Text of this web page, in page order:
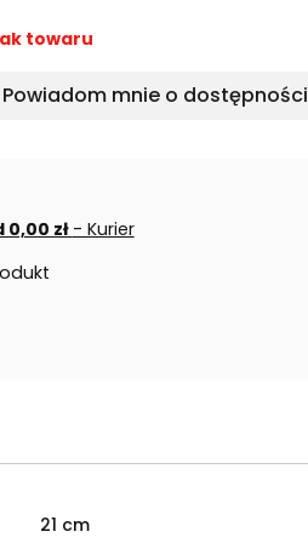
towaru
Powiadom mnie o dostępności
0,00 zł - Kurier
21 cm